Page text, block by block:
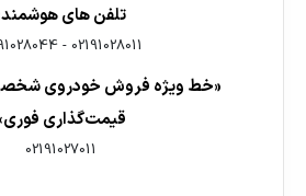
تلفن های
02191028011
-
«خط ویژه فروش خودروی
قیمت‌گذاری
02191027011